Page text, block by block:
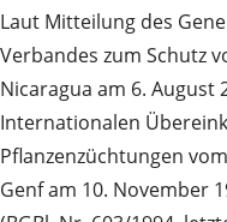
Laut Mitteilung des
Verbandes zum Schutz
Nicaragua am 6.
Internationalen
Pflanzenzüchtungen
Genf am 10. November